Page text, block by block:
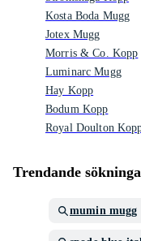
Kosta Boda Mugg
Jotex Mugg
Morris & Co. Kopp
Luminarc Mugg
Hay Kopp
Bodum Kopp
Royal Doulton
Trendande
mumin mugg